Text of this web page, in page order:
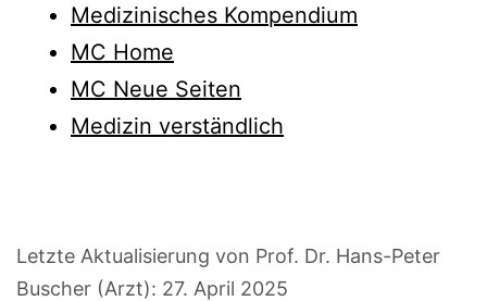
Medizinisches Kompendium
MC Home
MC Neue Seiten
Medizin verständlich
Letzte Aktualisierung von Prof. Dr. Hans-Peter
Buscher (Arzt): 27. April 2025